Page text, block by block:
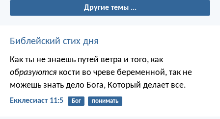
Другие темы ...
Библейский стих дня
Как ты не знаешь путей ветра и того, как
образуются кости во чреве беременной, так не
можешь знать дело Бога, Который делает все.
Екклесиаст 11:5 Бог понимать